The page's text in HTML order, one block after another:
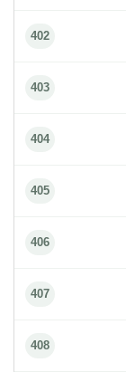
402
403
404
405
406
407
408